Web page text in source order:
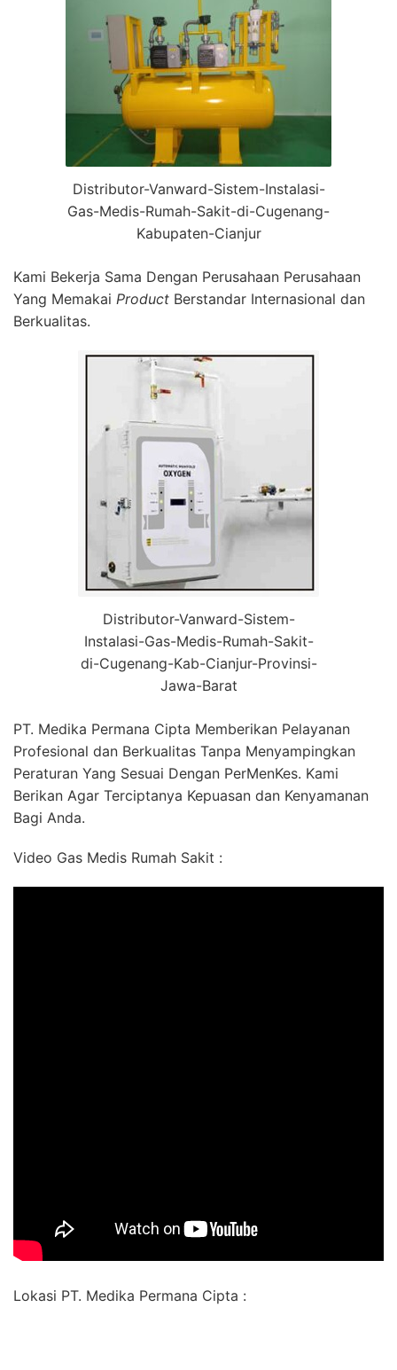
Distributor-Vanward-Sistem-Instalasi-
Gas-Medis-Rumah-Sakit-di-Cugenang-
Kabupaten-Cianjur
Kami Bekerja Sama Dengan Perusahaan Perusahaan
Yang Memakai Product Berstandar Internasional dan
Berkualitas.
Distributor-Vanward-Sistem-
Instalasi-Gas-Medis-Rumah-Sakit-
di-Cugenang-Kab-Cianjur-Provinsi-
Jawa-Barat
PT. Medika Permana Cipta Memberikan Pelayanan
Profesional dan Berkualitas Tanpa Menyampingkan
Peraturan Yang Sesuai Dengan PerMenKes. Kami
Berikan Agar Terciptanya Kepuasan dan Kenyamanan
Bagi Anda.
Video Gas Medis Rumah Sakit :
Lokasi PT. Medika Permana Cipta :